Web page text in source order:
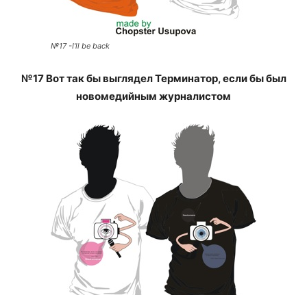
№17 -I'll be back
№17 Вот так бы выглядел Терминатор, если бы был
новомедийным журналистом